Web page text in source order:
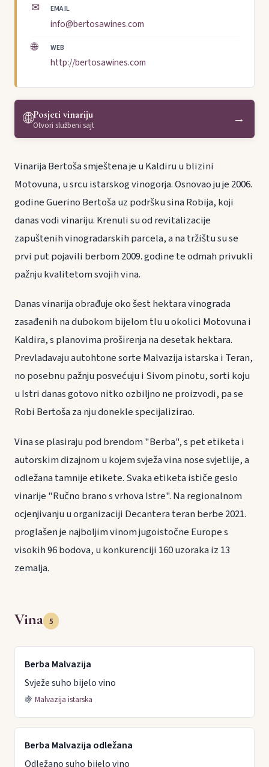
✉ EMAIL
info@bertosawines.com
🌐 WEB
http://bertosawines.com
🌐Posjeti vinariju
Otvori službeni sajt →
Vinarija Bertoša smještena je u Kaldiru u blizini
Motovuna, u srcu istarskog vinogorja. Osnovao ju je 2006.
godine Guerino Bertoša uz podršku sina Robija, koji
danas vodi vinariju. Krenuli su od revitalizacije
zapuštenih vinogradarskih parcela, a na tržištu su se
prvi put pojavili berbom 2009. godine te odmah privukli
pažnju kvalitetom svojih vina.
Danas vinarija obrađuje oko šest hektara vinograda
zasađenih na dubokom bijelom tlu u okolici Motovuna i
Kaldira, s planovima proširenja na desetak hektara.
Prevladavaju autohtone sorte Malvazija istarska i Teran,
no posebnu pažnju posvećuju i Sivom pinotu, sorti koju
u Istri danas gotovo nitko ozbiljno ne proizvodi, pa se
Robi Bertoša za nju donekle specijalizirao.
Vina se plasiraju pod brendom "Berba", s pet etiketa i
autorskim dizajnom u kojem svježa vina nose svjetlije, a
odležana tamnije etikete. Svaka etiketa ističe geslo
vinarije "Ručno brano s vrhova Istre". Na regionalnom
ocjenjivanju u organizaciji Decantera teran berbe 2021.
proglašen je najboljim vinom jugoistočne Europe s
visokih 96 bodova, u konkurenciji 160 uzoraka iz 13
zemalja.
Vina 5
Berba Malvazija
Svježe suho bijelo vino
🍇 Malvazija istarska
Berba Malvazija odležana
Odležano suho bijelo vino